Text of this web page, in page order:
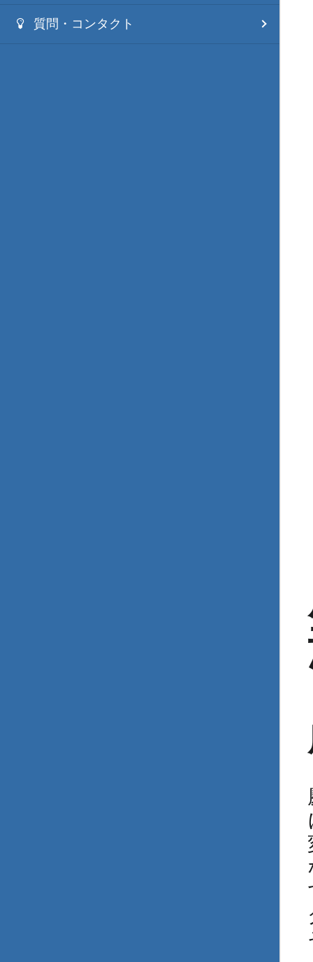
質問・コンタクト